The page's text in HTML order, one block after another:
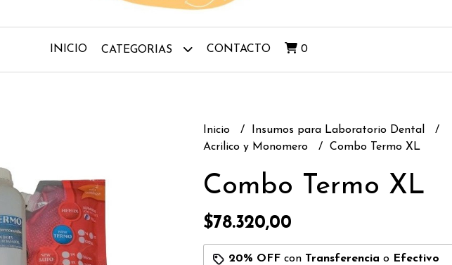
INICIO CATEGORIAS CONTACTO 0
Inicio
Insumos para Laboratorio Dental
Acrilico y Monomero
Combo Termo XL
Combo Termo XL
$78.320,00
20% OFF con Transferencia o Efectivo